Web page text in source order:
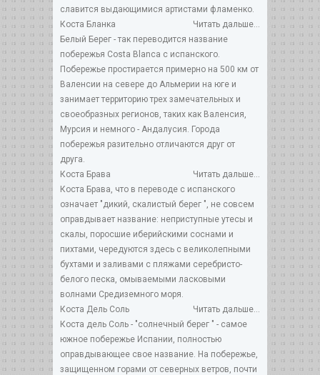
славится выдающимися артистами фламенко.
Читать дальше...
Коста Бланка
Белый Берег - так переводится название
побережья Costa Blanca с испанского.
Побережье простирается примерно на 500 км от
Валенсии на севере до Альмерии на юге и
занимает территорию трех замечательных и
своеобразных регионов, таких как Валенсия,
Мурсия и немного - Андалусия. Города
побережья разительно отличаются друг от
друга.
Читать дальше...
Коста Брава
Коста Брава, что в переводе с испанского
означает "дикий, скалистый берег ", не совсем
оправдывает название: неприступные утесы и
скалы, поросшие иберийскими соснами и
пихтами, чередуются здесь с великолепными
бухтами и заливами с пляжами серебристо-
белого песка, омываемыми ласковыми
волнами Средиземного моря.
Читать дальше...
Коста Дель Соль
Коста дель Соль - "солнечный берег " - самое
южное побережье Испании, полностью
оправдывающее свое название. На побережье,
защищенном горами от северных ветров, почти